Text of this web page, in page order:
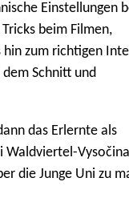
Einstellungen
beim Filmen,
hin zum richtigen
Schnitt und
das Erlernte als
Waldviertel-
die Junge Uni zu